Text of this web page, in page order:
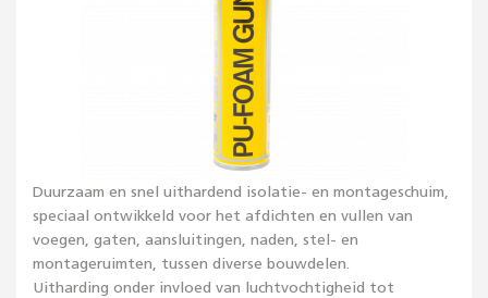
Duurzaam en snel uithardend isolatie- en montageschuim,
speciaal ontwikkeld voor het afdichten en vullen van
voegen, gaten, aansluitingen, naden, stel- en
montageruimten, tussen diverse bouwdelen.
Uitharding onder invloed van luchtvochtigheid tot